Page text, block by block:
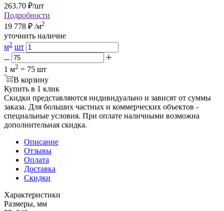
263.70 ₽/шт
Подробности
19 778 ₽ /м2
уточнить наличие
м2 шт
1 м2 = 75 шт
В корзину
Купить в 1 клик
Скидки представляются индивидуально и зависят от суммы
заказа. Для больших частных и коммерческих объектов -
специальные условия. При оплате наличными возможна
дополнительная скидка.
Описание
Отзывы
Оплата
Доставка
Скидки
Характеристики
Размеры, мм